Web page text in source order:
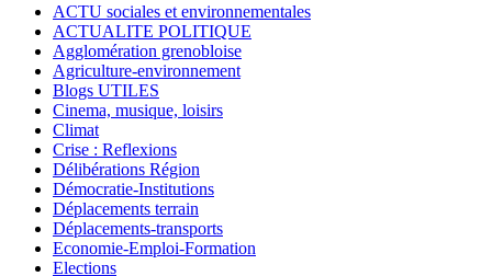
ACTU sociales et environnementales
ACTUALITE POLITIQUE
Agglomération grenobloise
Agriculture-environnement
Blogs UTILES
Cinema, musique, loisirs
Climat
Crise : Reflexions
Délibérations Région
Démocratie-Institutions
Déplacements terrain
Déplacements-transports
Economie-Emploi-Formation
Elections